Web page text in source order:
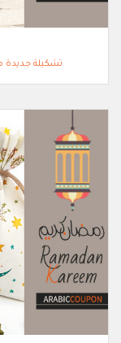
تشكيلة جديدة